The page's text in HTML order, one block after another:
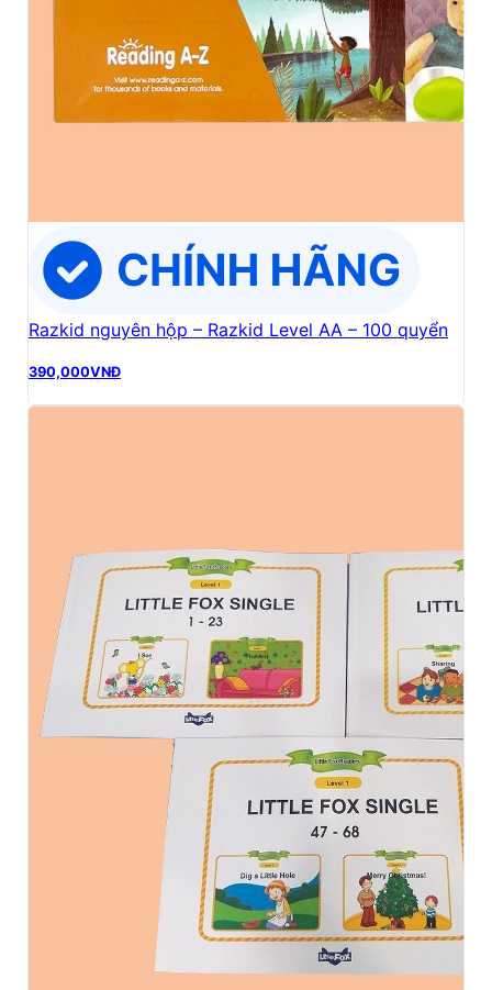
Razkid nguyên hộp – Razkid Level AA – 100 quyển
390,000VNĐ